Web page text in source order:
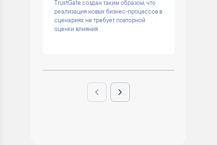
TrustGate создан таким образом, что
реализация новых бизнес-процессов в
сценариях не требует повторной
оценки влияния
Previous slideNext slide